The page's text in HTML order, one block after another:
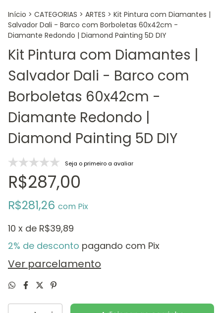
Início > CATEGORIAS > ARTES > Kit Pintura com Diamantes |
Salvador Dali - Barco com Borboletas 60x42cm -
Diamante Redondo | Diamond Painting 5D DIY
Kit Pintura com Diamantes |
Salvador Dali - Barco com
Borboletas 60x42cm -
Diamante Redondo |
Diamond Painting 5D DIY
Seja o primeiro a avaliar
R$287,00
R$281,26 com Pix
10 x de R$39,89
2% de desconto pagando com Pix
Ver parcelamento